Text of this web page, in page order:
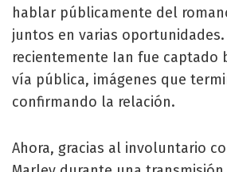
hablar públicamente del
juntos en varias oportunidades.
recientemente Ian fue captado
vía pública, imágenes que
confirmando la relación.
Ahora, gracias al involuntario